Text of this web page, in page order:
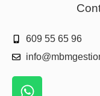
609 55 65 96